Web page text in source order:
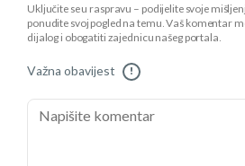
Uključite se u raspravu – podijelite svoje
ponudite svoj pogled na temu. Vaš komentar
dijalog i obogatiti zajednicu našeg portala.
Važna obavijest !